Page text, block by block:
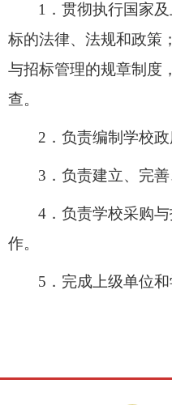
1． 贯彻执行国家
标的法律、法规和政策
与招标管理的规章制度
查。
2． 负责编制学校政
3． 负责建立、完
4． 负责学校采购
作。
5． 完成上级单位